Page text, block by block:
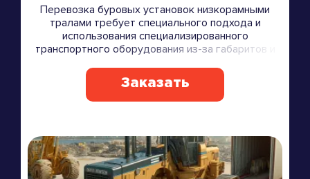
Перевозка буровых установок низкорамными
тралами требует специального подхода и
использования специализированного
транспортного оборудования из-за габаритов и
Заказать